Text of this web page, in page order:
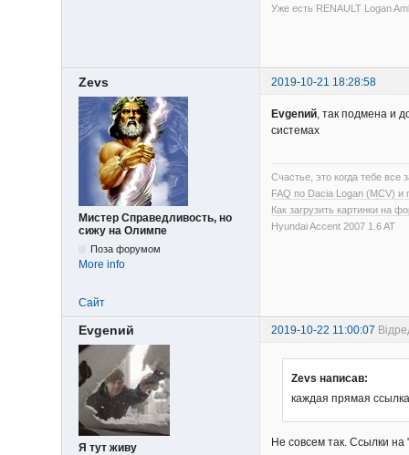
Уже есть RENAULT Logan
Zevs 2019-10-21 18:28:58
Мистер Справедливость, но
сижу на Олимпе
Поза форумом
More info
Evgenий , так подмена и
системах
Счастье, это когда тебе все
FAQ по Dacia Logan (MCV)
Как загрузить картинки на
Hyundai Accent 2007 1.6 AT
Сайт
Evgenий 2019-10-22 11:00:07
Я тут живу
Zevs написав:
каждая прямая
Не совсем так. Ссылки